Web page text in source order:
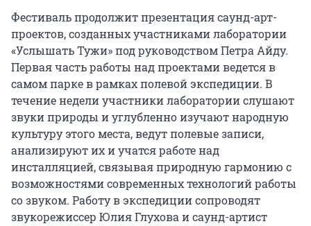
Фестиваль продолжит презентация саунд-арт-
проектов, созданных участниками лаборатории
«Услышать Тужи» под руководством Петра Айду.
Первая часть работы над проектами ведется в
самом парке в рамках полевой экспедиции. В
течение недели участники лаборатории слушают
звуки природы и углубленно изучают народную
культуру этого места, ведут полевые записи,
анализируют их и учатся работе над
инсталляцией, связывая природную гармонию с
возможностями современных технологий работы
со звуком. Работу в экспедиции сопроводят
звукорежиссер Юлия Глухова и саунд-артист